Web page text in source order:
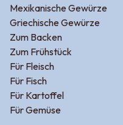
Mexikanische Gewürze
Griechische Gewürze
Zum Backen
Zum Frühstück
Für Fleisch
Für Fisch
Für Kartoffel
Für Gemüse